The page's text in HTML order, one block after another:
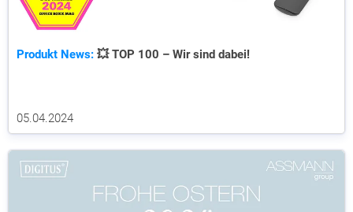
Produkt News: 💥 TOP 100 – Wir sind dabei!
05.04.2024